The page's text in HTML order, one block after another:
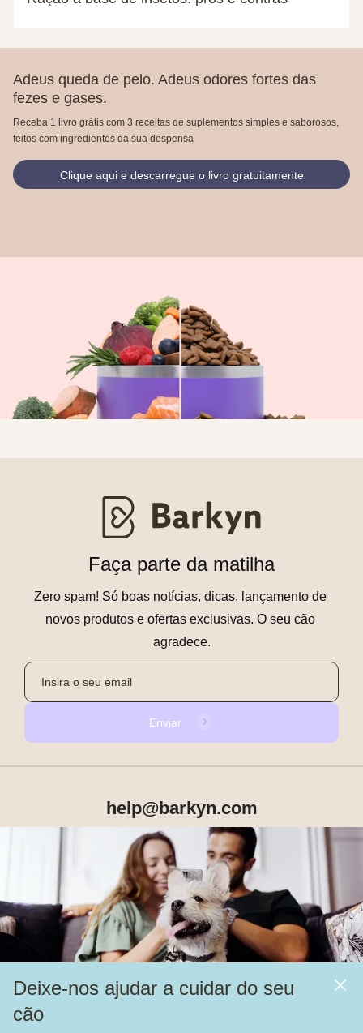
Adeus queda de pelo. Adeus odores fortes das
fezes e gases.
Receba 1 livro grátis com 3 receitas de suplementos simples e saborosos,
feitos com ingredientes da sua despensa
Clique aqui e descarregue o livro gratuitamente
Deixe-nos ajudar a cuidar do seu
cão
Faça parte da matilha
Zero spam! Só boas notícias, dicas, lançamento de
novos produtos e ofertas exclusivas. O seu cão
agradece.
Enviar
help@barkyn.com
Produtos
Mais
Alimentação